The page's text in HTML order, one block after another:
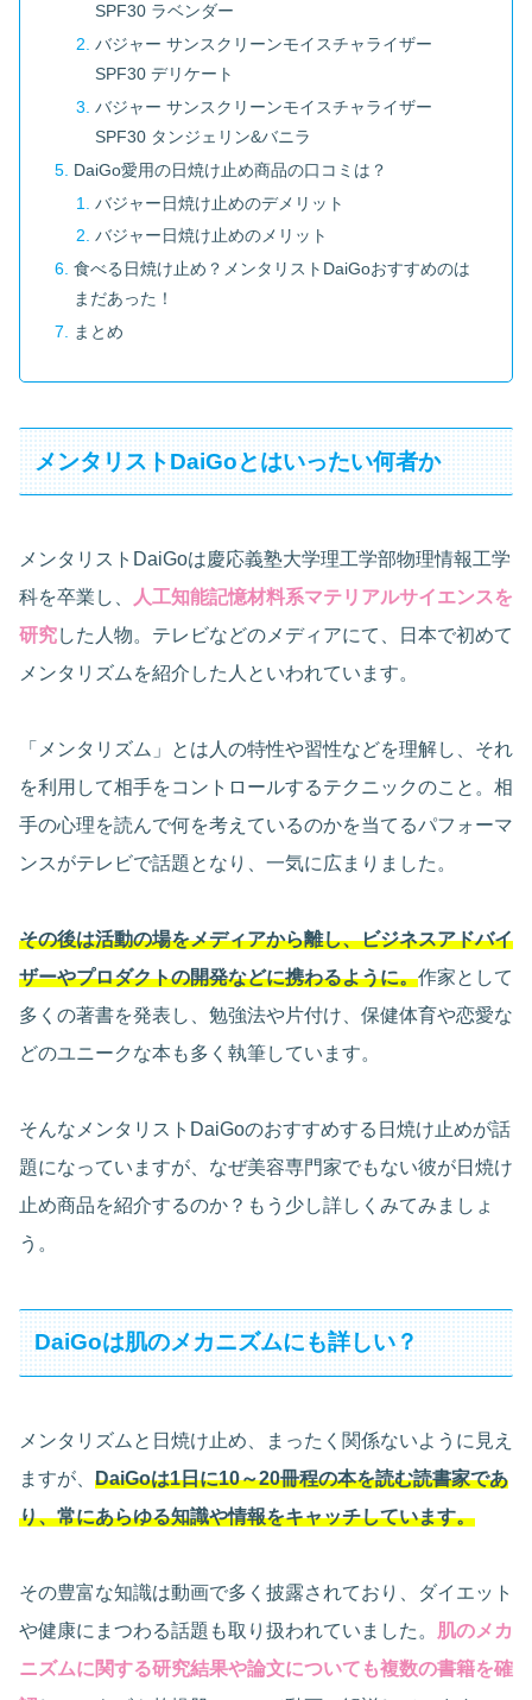
SPF30 ラベンダー
バジャー サンスクリーンモイスチャライザー
SPF30 デリケート
バジャー サンスクリーンモイスチャライザー
SPF30 タンジェリン&バニラ
DaiGo愛用の日焼け止め商品の口コミは？
バジャー日焼け止めのデメリット
バジャー日焼け止めのメリット
食べる日焼け止め？メンタリストDaiGoおすすめのは
まだあった！
まとめ
メンタリストDaiGoとはいったい何者か
メンタリストDaiGoは慶応義塾大学理工学部物理情報工学
科を卒業し、
人工知能記憶材料系マテリアルサイエンスを
研究した人物。テレビなどのメディアにて、日本で初めて
メンタリズムを紹介した人といわれています。
「メンタリズム」とは人の特性や習性などを理解し、それ
を利用して相手をコントロールするテクニックのこと。相
手の心理を読んで何を考えているのかを当てるパフォーマ
ンスがテレビで話題となり、一気に広まりました。
その後は活動の場をメディアから離し、ビジネスアドバイ
ザーやプロダクトの開発などに携わるように。作家として
多くの著書を発表し、勉強法や片付け、保健体育や恋愛な
どのユニークな本も多く執筆しています。
そんなメンタリストDaiGoのおすすめする日焼け止めが話
題になっていますが、なぜ美容専門家でもない彼が日焼け
止め商品を紹介するのか？もう少し詳しくみてみましょ
う。
DaiGoは肌のメカニズムにも詳しい？
メンタリズムと日焼け止め、まったく関係ないように見え
ますが、 DaiGoは1日に10～20冊程の本を読む読書家であ
り、常にあらゆる知識や情報をキャッチしています。
その豊富な知識は動画で多く披露されており、ダイエット
や健康にまつわる話題も取り扱われていました。 肌のメカ
ニズムに関する研究結果や論文についても複数の書籍を確